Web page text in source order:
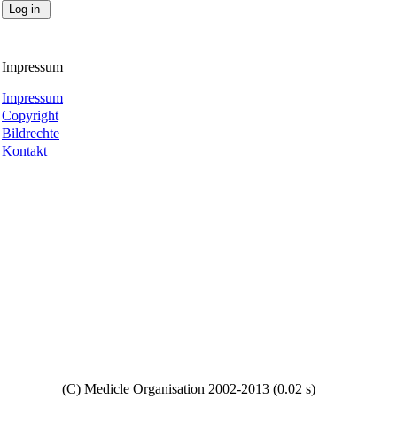
Impressum
Impressum
Copyright
Bildrechte
Kontakt
(C) Medicle Organisation 2002-2013 (0.02 s)